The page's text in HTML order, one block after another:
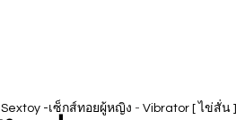
Sextoy -เซ็กส์ทอยผู้หญิง -Vibrator [ ไข่สั่น ]